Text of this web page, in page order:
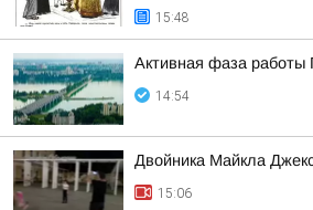
15:48
Активная фаза работы
14:54
Двойника Майкла
15:06